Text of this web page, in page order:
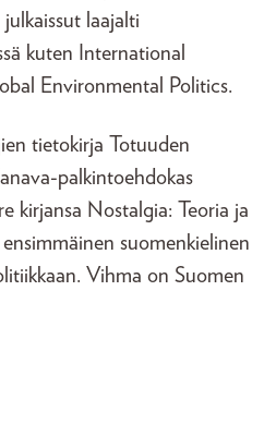
laajalti
kuten International
Environmental Politics.
tietokirja Totuuden
palkintoehdokas
kirjansa Nostalgia: Teoria ja
suomenkielinen
Vihma on Suomen